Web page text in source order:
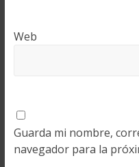
Web
Guarda mi nombre,
navegador para la